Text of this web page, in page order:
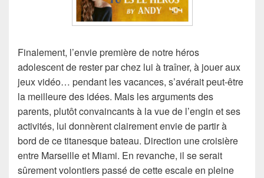
Finalement, l’envie première de notre héros
adolescent de rester par chez lui à traîner, à jouer aux
jeux vidéo… pendant les vacances, s’avérait peut-être
la meilleure des idées. Mais les arguments des
parents, plutôt convaincants à la vue de l’engin et ses
activités, lui donnèrent clairement envie de partir à
bord de ce titanesque bateau. Direction une croisière
entre Marseille et Miami. En revanche, il se serait
sûrement volontiers passé de cette escale en pleine